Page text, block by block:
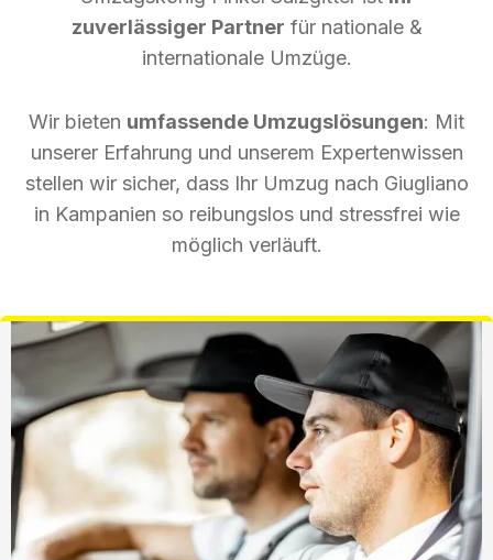
zuverlässiger Partner für nationale &
internationale Umzüge.
Wir bieten umfassende Umzugslösungen: Mit
unserer Erfahrung und unserem Expertenwissen
stellen wir sicher, dass Ihr Umzug nach Giugliano
in Kampanien so reibungslos und stressfrei wie
möglich verläuft.